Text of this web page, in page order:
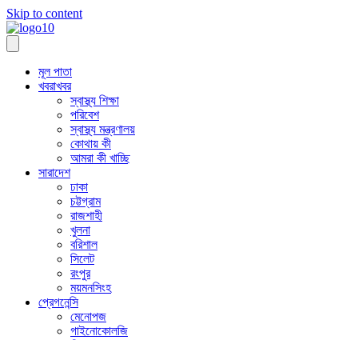
Skip to content
মূল পাতা
খবরাখবর
স্বাস্থ্য শিক্ষা
পরিবেশ
স্বাস্থ্য মন্ত্রণালয়
কোথায় কী
আমরা কী খাচ্ছি
সারাদেশ
ঢাকা
চট্টগ্রাম
রাজশাহী
খুলনা
বরিশাল
সিলেট
রংপুর
ময়মনসিংহ
প্রেগনেন্সি
মেনোপজ
গাইনোকোলজি